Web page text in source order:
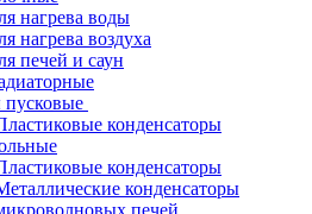
нагрева воды
нагрева воздуха
печей и саун
пусковые
конденсаторы
конденсаторы
конденсаторы
печей